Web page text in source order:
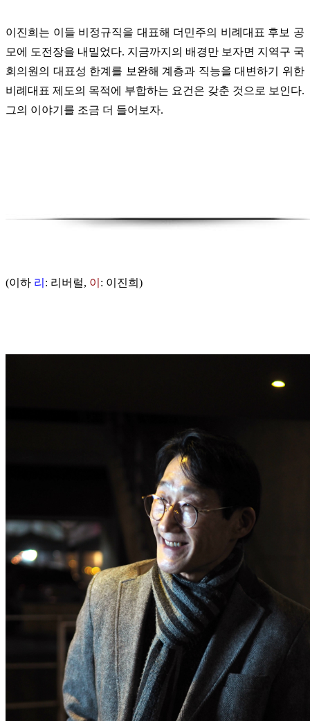
이진희는 이들 비정규직을 대표해 더민주의 비례대표 후보 공
모에 도전장을 내밀었다. 지금까지의 배경만 보자면 지역구 국
회의원의 대표성 한계를 보완해 계층과 직능을 대변하기 위한
비례대표 제도의 목적에 부합하는 요건은 갖춘 것으로 보인다.
그의 이야기를 조금 더 들어보자.
(이하 리 : 리버럴, 이 : 이진희)